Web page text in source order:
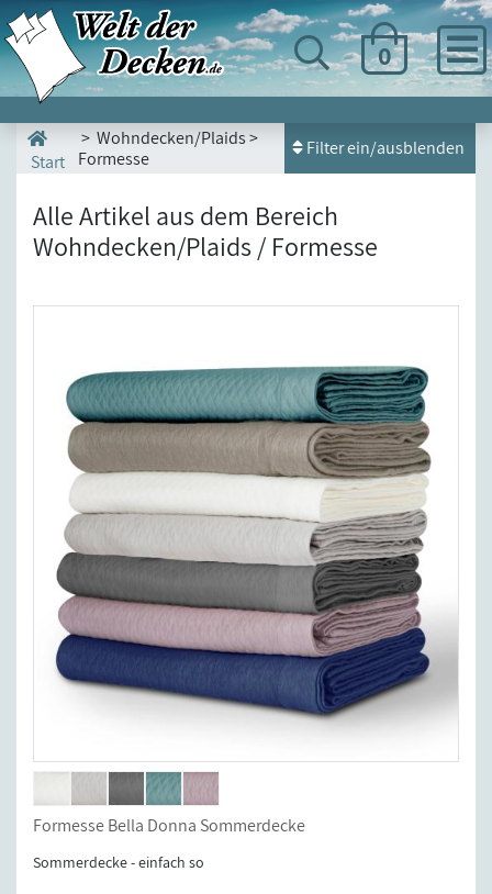
0
Start
> Wohndecken/Plaids >
Formesse
Filter ein/ausblenden
Alle Artikel aus dem Bereich
Wohndecken/Plaids / Formesse
Formesse Bella Donna Sommerdecke
Sommerdecke - einfach so